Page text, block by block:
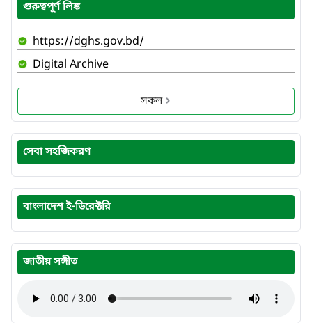
গুরুত্বপূর্ণ লিঙ্ক
https://dghs.gov.bd/
Digital Archive
সকল
সেবা সহজিকরণ
বাংলাদেশ ই-ডিরেক্টরি
জাতীয় সঙ্গীত